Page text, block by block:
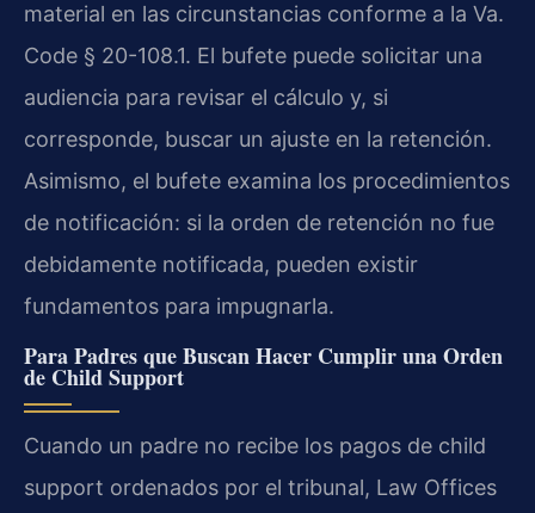
material en las circunstancias conforme a la Va.
Code § 20-108.1. El bufete puede solicitar una
audiencia para revisar el cálculo y, si
corresponde, buscar un ajuste en la retención.
Asimismo, el bufete examina los procedimientos
de notificación: si la orden de retención no fue
debidamente notificada, pueden existir
fundamentos para impugnarla.
Para Padres que Buscan Hacer Cumplir una Orden
de Child Support
Cuando un padre no recibe los pagos de child
support ordenados por el tribunal, Law Offices